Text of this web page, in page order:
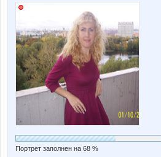
Портрет заполнен на 68 %